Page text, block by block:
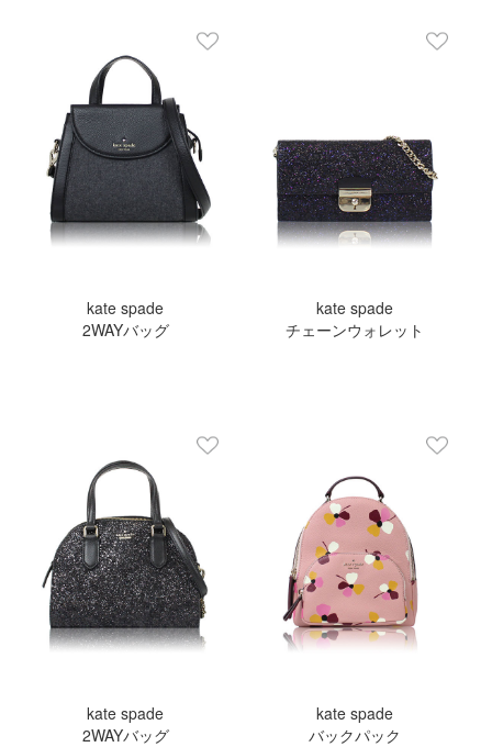
kate spade
2WAYバッグ
kate spade
チェーンウォレット
kate spade
2WAYバッグ
kate spade
バックパック